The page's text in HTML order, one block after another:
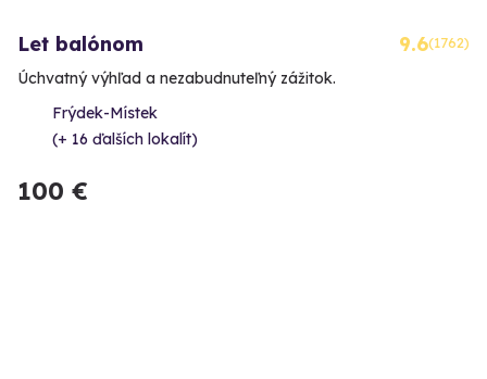
Let balónom 9.6(1762)
Úchvatný výhľad a nezabudnuteľný zážitok.
Frýdek-Místek
(+ 16 ďalších lokalít)
100 €